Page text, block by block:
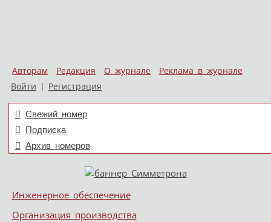
Авторам Редакция О журнале
Реклама в журнале
Войти | Регистрация
Свежий номер
Подписка
Архив номеров
Меню
Skip to content
Инженерное обеспечение
Организация производства